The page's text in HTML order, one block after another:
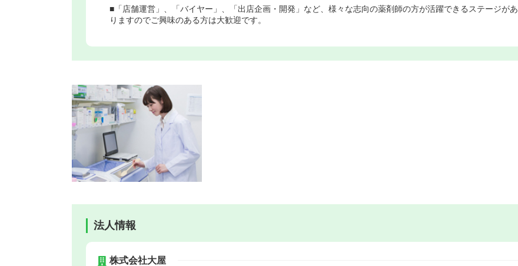
■「店舗運営」、「バイヤー」、「出店企画・開発」など、様々な志向の薬剤師の方が活躍できるステージがあ
りますのでご興味のある方は大歓迎です。
法人情報
株式会社大屋